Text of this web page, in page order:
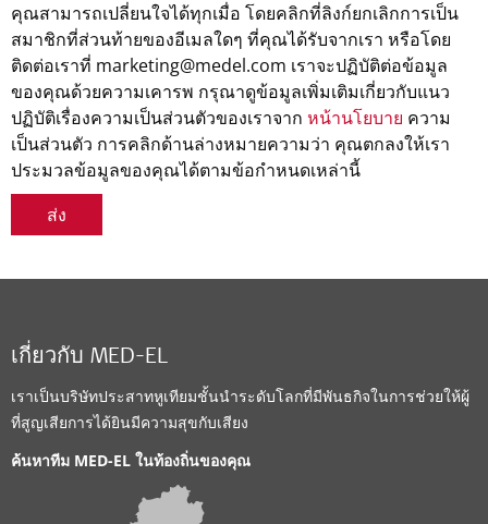
คุณสามารถเปลี่ยนใจได้ทุกเมื่อ โดยคลิกที่ลิงก์ยกเลิกการเป็น
สมาชิกที่ส่วนท้ายของอีเมลใดๆ ที่คุณได้รับจากเรา หรือโดย
ติดต่อเราที่ marketing@medel.com เราจะปฏิบัติต่อข้อมูล
ของคุณด้วยความเคารพ กรุณาดูข้อมูลเพิ่มเติมเกี่ยวกับแนว
ปฏิบัติเรื่องความเป็นส่วนตัวของเราจาก หน้านโยบาย ความ
เป็นส่วนตัว การคลิกด้านล่างหมายความว่า คุณตกลงให้เรา
ประมวลข้อมูลของคุณได้ตามข้อกำหนดเหล่านี้
ส่ง
เกี่ยวกับ MED-EL
เราเป็นบริษัทประสาทหูเทียมชั้นนำระดับโลกที่มีพันธกิจในการช่วยให้ผู้
ที่สูญเสียการได้ยินมีความสุขกับเสียง
ค้นหาทีม MED-EL ในท้องถิ่นของคุณ